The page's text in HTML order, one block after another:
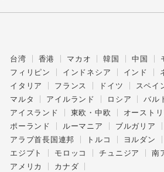
台湾 香港 マカオ 韓国 中国
フィリピン
インドネシア インド
イタリア フランス ドイツ スペイ
マルタ
アイルランド ロシア バル
アイスランド
東欧・中欧 オースト
ポーランド
ルーマニア
ブルガリア
アラブ首長国連邦 トルコ ヨルダン
エジプト モロッコ チュニジア 南
アメリカ
カナダ